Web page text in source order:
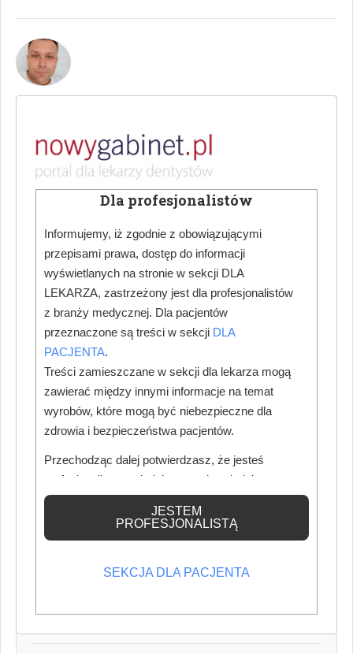
Autor:
dziennikarz medyczny
Dziennikarz medyczny specjalizujący się w tematach
medycznych: stomatologii, ginekologii oraz polityki zdrowotnej.
Na co dzień współpracuje z redakcją magazynu „Nowy Gabinet
Stomatologiczny”. Jego teksty cechuje rzetelność oraz
umiejętność łączenia wiedzy eksperckiej z aktualnymi
wyzwaniami branży medycznej.
Zobacz wszystkie artykuły autora - ta opcja może wymagać
zalogowania na stronie
Nowy Gabinet Stomatologiczny:
Profilaktyka nowotworowa
Więcej ciekawych artykułów w "
Stomatologiczny" – zamów prenumeratę lub kup
prenumeratę w naszym sklepie.
Zamów prenumeratę
Dla profesjonalistów
Informujemy, iż zgodnie z obowiązującymi
przepisami prawa, dostęp do informacji
wyświetlanych na stronie w sekcji DLA
LEKARZA, zastrzeżony jest dla profesjonalistów
z branży medycznej. Dla pacjentów
przeznaczone są treści w sekcji DLA
PACJENTA.
Treści zamieszczane w sekcji dla lekarza mogą
zawierać między innymi informacje na temat
wyrobów, które mogą być niebezpieczne dla
zdrowia i bezpieczeństwa pacjentów.
Przechodząc dalej potwierdzasz, że jesteś
profesjonalistą posiadającym odpowiednią
wiedzę medyczną.
JESTEM
PROFESJONALISTĄ
SEKCJA DLA PACJENTA